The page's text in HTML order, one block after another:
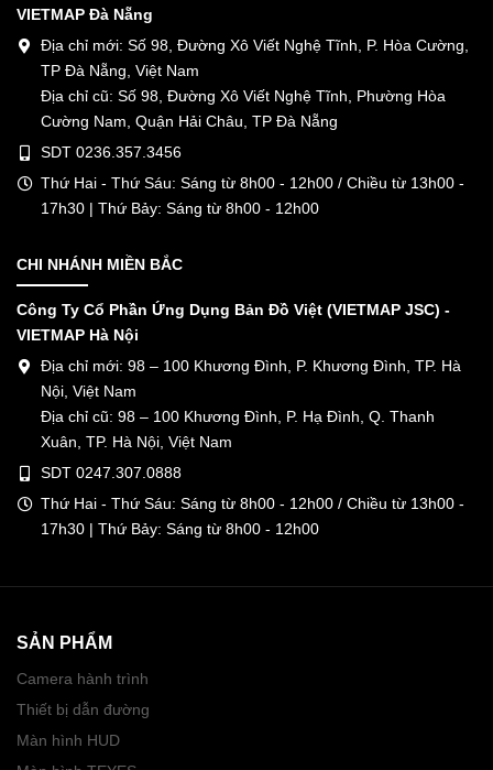
VIETMAP Đà Nẵng
Địa chỉ mới: Số 98, Đường Xô Viết Nghệ Tĩnh, P. Hòa Cường,
TP Đà Nẵng, Việt Nam
Địa chỉ cũ: Số 98, Đường Xô Viết Nghệ Tĩnh, Phường Hòa
Cường Nam, Quận Hải Châu, TP Đà Nẵng
SDT 0236.357.3456
Thứ Hai - Thứ Sáu: Sáng từ 8h00 - 12h00 / Chiều từ 13h00 -
17h30 | Thứ Bảy: Sáng từ 8h00 - 12h00
CHI NHÁNH MIỀN BẮC
Công Ty Cổ Phần Ứng Dụng Bản Đồ Việt (VIETMAP JSC) -
VIETMAP Hà Nội
Địa chỉ mới: 98 – 100 Khương Đình, P. Khương Đình, TP. Hà
Nội, Việt Nam
Địa chỉ cũ: 98 – 100 Khương Đình, P. Hạ Đình, Q. Thanh
Xuân, TP. Hà Nội, Việt Nam
SDT 0247.307.0888
Thứ Hai - Thứ Sáu: Sáng từ 8h00 - 12h00 / Chiều từ 13h00 -
17h30 | Thứ Bảy: Sáng từ 8h00 - 12h00
SẢN PHẨM
Camera hành trình
Thiết bị dẫn đường
Màn hình HUD